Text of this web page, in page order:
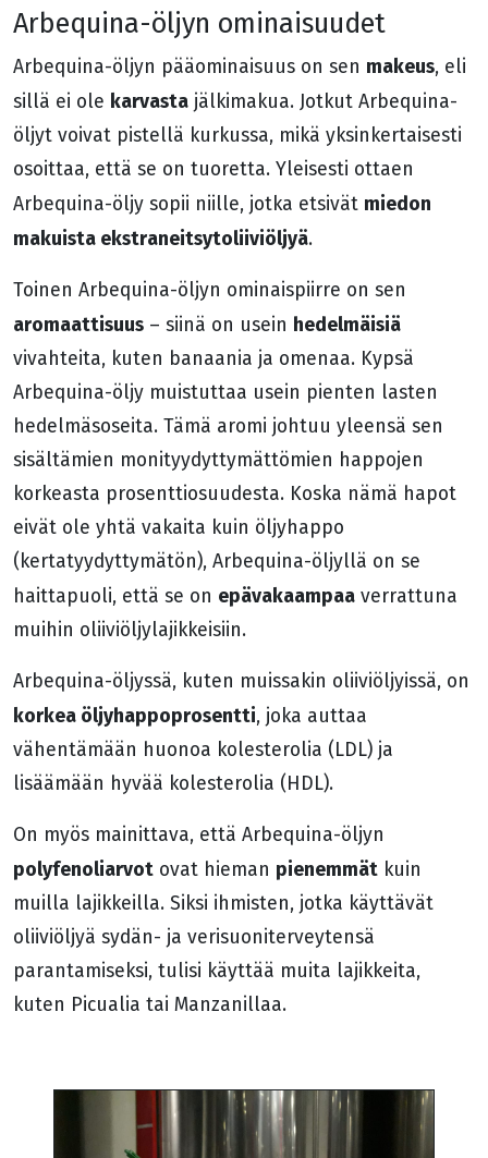
Arbequina-öljyn ominaisuudet
Arbequina-öljyn pääominaisuus on sen makeus, eli
sillä ei ole karvasta jälkimakua. Jotkut Arbequina-
öljyt voivat pistellä kurkussa, mikä yksinkertaisesti
osoittaa, että se on tuoretta. Yleisesti ottaen
Arbequina-öljy sopii niille, jotka etsivät miedon
makuista ekstraneitsytoliiviöljyä.
Toinen Arbequina-öljyn ominaispiirre on sen
aromaattisuus – siinä on usein hedelmäisiä
vivahteita, kuten banaania ja omenaa. Kypsä
Arbequina-öljy muistuttaa usein pienten lasten
hedelmäsoseita. Tämä aromi johtuu yleensä sen
sisältämien monityydyttymättömien happojen
korkeasta prosenttiosuudesta. Koska nämä hapot
eivät ole yhtä vakaita kuin öljyhappo
(kertatyydyttymätön), Arbequina-öljyllä on se
haittapuoli, että se on epävakaampaa verrattuna
muihin oliiviöljylajikkeisiin.
Arbequina-öljyssä, kuten muissakin oliiviöljyissä, on
korkea öljyhappoprosentti, joka auttaa
vähentämään huonoa kolesterolia (LDL) ja
lisäämään hyvää kolesterolia (HDL).
On myös mainittava, että Arbequina-öljyn
polyfenoliarvot ovat hieman pienemmät kuin
muilla lajikkeilla. Siksi ihmisten, jotka käyttävät
oliiviöljyä sydän- ja verisuoniterveytensä
parantamiseksi, tulisi käyttää muita lajikkeita,
kuten Picualia tai Manzanillaa.